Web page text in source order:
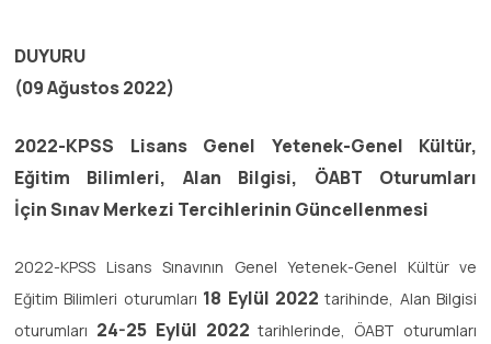
DUYURU
(09 Ağustos 2022)
2022-KPSS Lisans Genel Yetenek-Genel Kültür,
Eğitim Bilimleri, Alan Bilgisi, ÖABT Oturumları
İçinSınav Merkezi Tercihlerinin Güncellenmesi
2022-KPSS Lisans Sınavının Genel Yetenek-Genel Kültür ve
Eğitim Bilimleri oturumları 18 Eylül 2022 tarihinde, Alan Bilgisi
oturumları 24-25 Eylül 2022 tarihlerinde, ÖABT oturumları